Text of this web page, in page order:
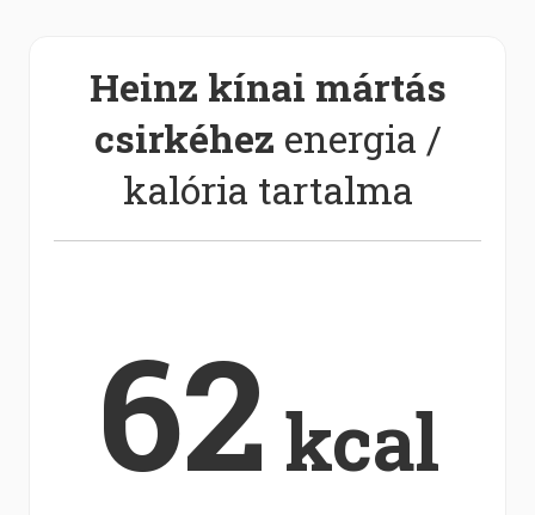
Heinz kínai mártás
csirkéhez energia /
kalória tartalma
62 kcal